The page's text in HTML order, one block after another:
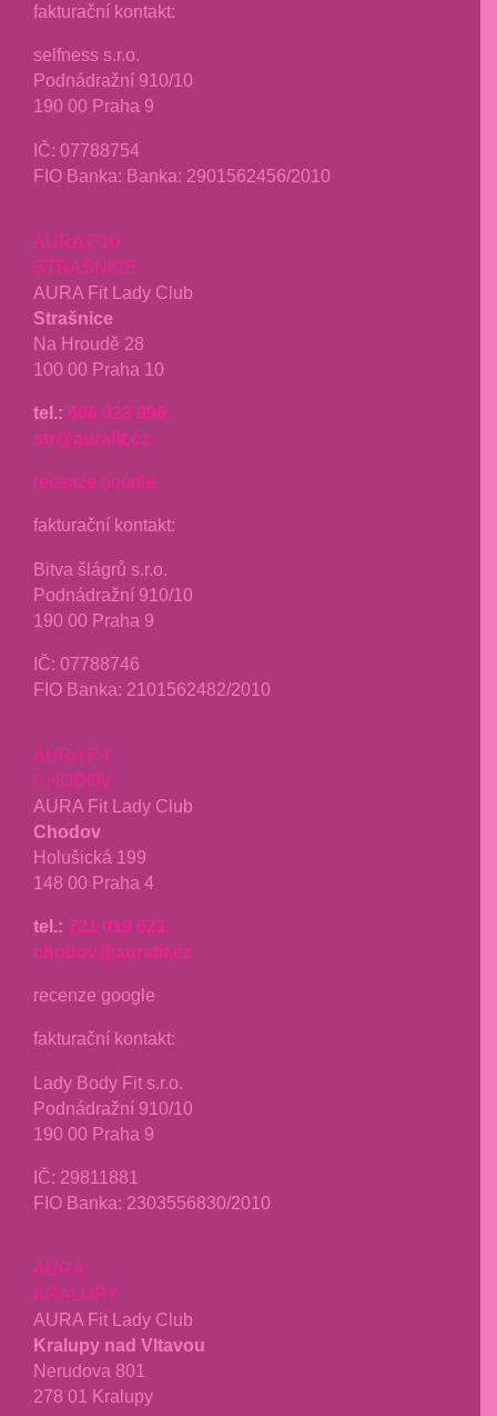
fakturační kontakt:
selfness s.r.o.
Podnádražní 910/10
190 00 Praha 9
IČ: 07788754
FIO Banka: Banka: 2901562456/2010
AURA P10
STRAŠNICE
AURA Fit Lady Club
Strašnice
Na Hroudě 28
100 00 Praha 10
tel.: 606 023 996
str@aurafit.cz
recenze google
fakturační kontakt:
Bitva šlágrů s.r.o.
Podnádražní 910/10
190 00 Praha 9
IČ: 07788746
FIO Banka: 2101562482/2010
AURA P4
CHODOV
AURA Fit Lady Club
Chodov
Holušická 199
148 00 Praha 4
tel.: 721 019 621
chodov@aurafit.cz
recenze google
fakturační kontakt:
Lady Body Fit s.r.o.
Podnádražní 910/10
190 00 Praha 9
IČ: 29811881
FIO Banka: 2303556830/2010
AURA
KRALUPY
AURA Fit Lady Club
Kralupy nad Vltavou
Nerudova 801
278 01 Kralupy